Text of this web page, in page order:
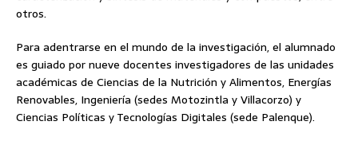
otros.
Para adentrarse en el mundo de la investigación, el alumnado
es guiado por nueve docentes investigadores de las unidades
académicas de Ciencias de la Nutrición y Alimentos, Energías
Renovables, Ingeniería (sedes Motozintla y Villacorzo) y
Ciencias Políticas y Tecnologías Digitales (sede Palenque).